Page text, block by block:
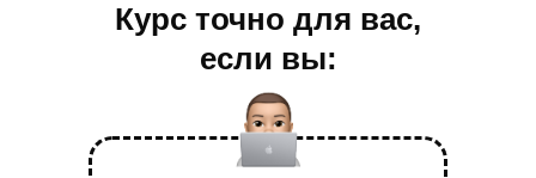
Курс точно для вас,
если вы: